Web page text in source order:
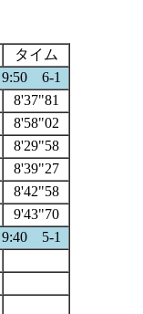
タイム
6-1
8'37"81
8'58"02
8'29"58
8'39"27
8'42"58
9'43"70
5-1